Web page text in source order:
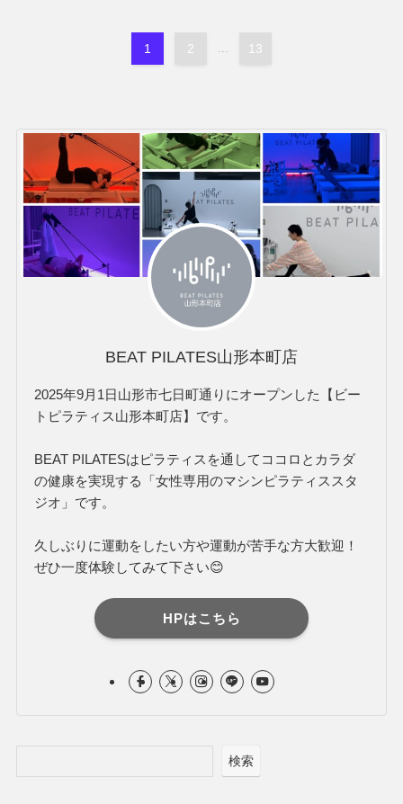
1 2 ... 13
BEAT PILATES山形本町店
2025年9月1日山形市七日町通りにオープンした【ビー
トピラティス山形本町店】です。
BEAT PILATESはピラティスを通してココロとカラダ
の健康を実現する「女性専用のマシンピラティススタ
ジオ」です。
久しぶりに運動をしたい方や運動が苦手な方大歓迎！
ぜひ一度体験してみて下さい😊
HPはこちら
検索